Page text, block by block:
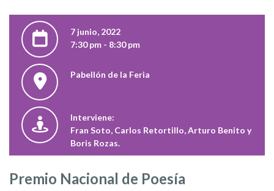
7 junio, 2022
7:30 pm - 8:30 pm
Pabellón de la Feria
Interviene:
Fran Soto, Carlos Retortillo, Arturo Benito y
Boris Rozas.
Premio Nacional de Poesía